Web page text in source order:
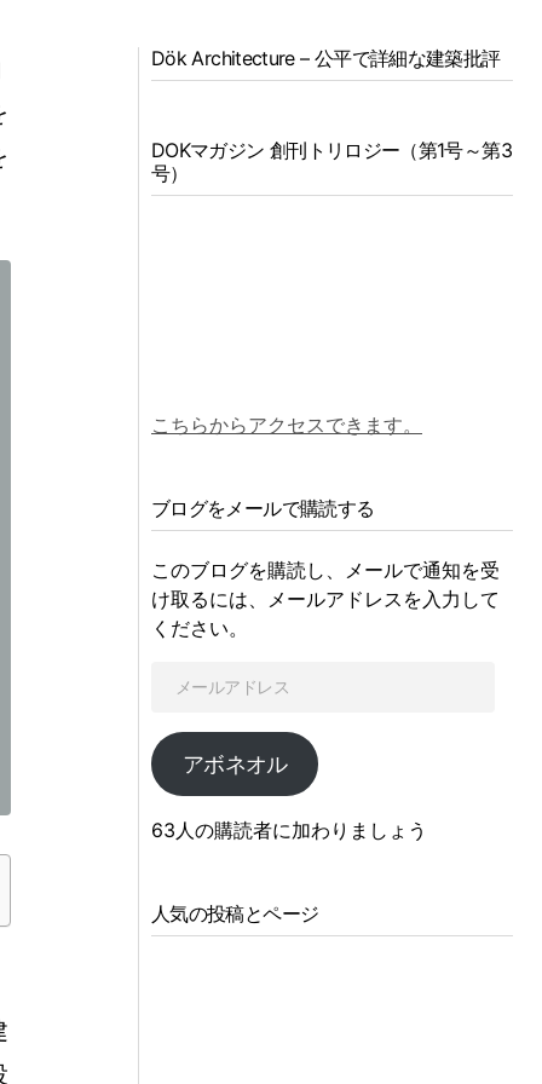
Dök Architecture – 公平で詳細な建築批評
DOKマガジン 創刊トリロジー（第1号～第3
号）
こちらからアクセスできます。
ブログをメールで購読する
このブログを購読し、メールで通知を受
け取るには、メールアドレスを入力して
ください。
アボネオル
63人の購読者に加わりましょう
人気の投稿とページ